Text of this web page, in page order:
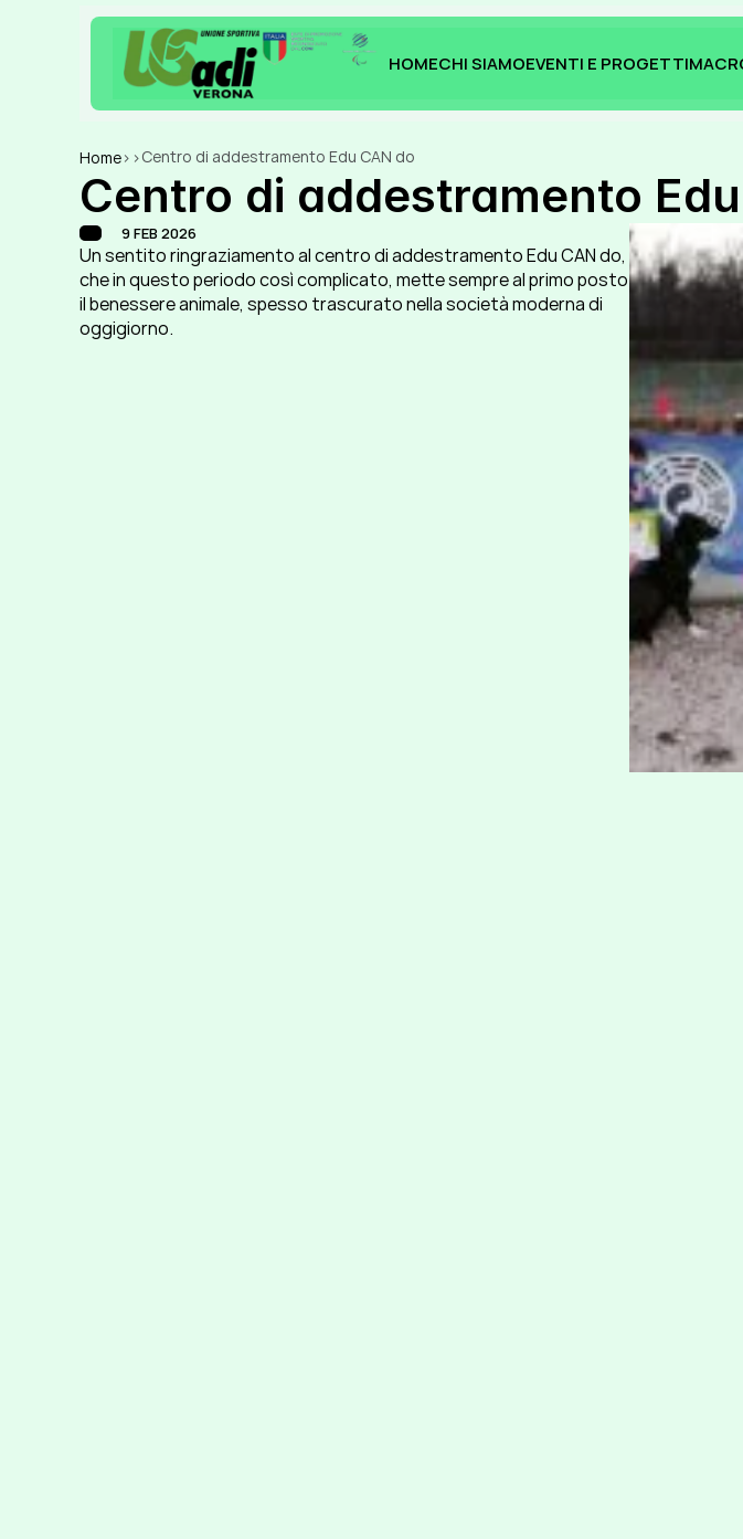
HOMECHI SIAMOEVENTI E PROGETTI
Home> >Centro di addestramento Edu CAN do
Centro di addestramento
9 FEB 2026
Un sentito ringraziamento al centro di addestramento Edu CAN do,
che in questo periodo così complicato, mette sempre al primo posto
il benessere animale, spesso trascurato nella società moderna di
oggigiorno.